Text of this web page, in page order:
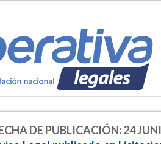
DE PUBLICACIÓN: 24